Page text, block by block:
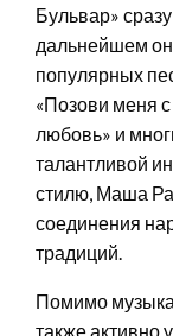
Бульвар»
дальнейшем
популярных
«Позови меня
любовь» и
талантливой
стилю, Маша
соединения
традиций.
Помимо
также активно